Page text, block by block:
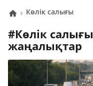
көлік салығы
# көлік салығы
жаңалықтар